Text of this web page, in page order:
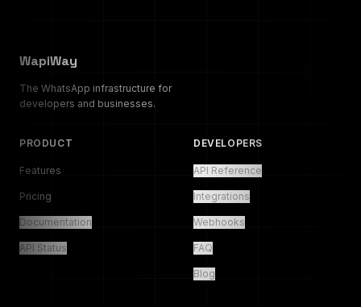
WapiWay
The WhatsApp infrastructure for
developers and businesses.
PRODUCT
Features
Pricing
Documentation
API Status
DEVELOPERS
API Reference
Integrations
Webhooks
FAQ
Blog